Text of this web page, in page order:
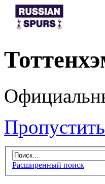
Пропустить
Расширенный поиск